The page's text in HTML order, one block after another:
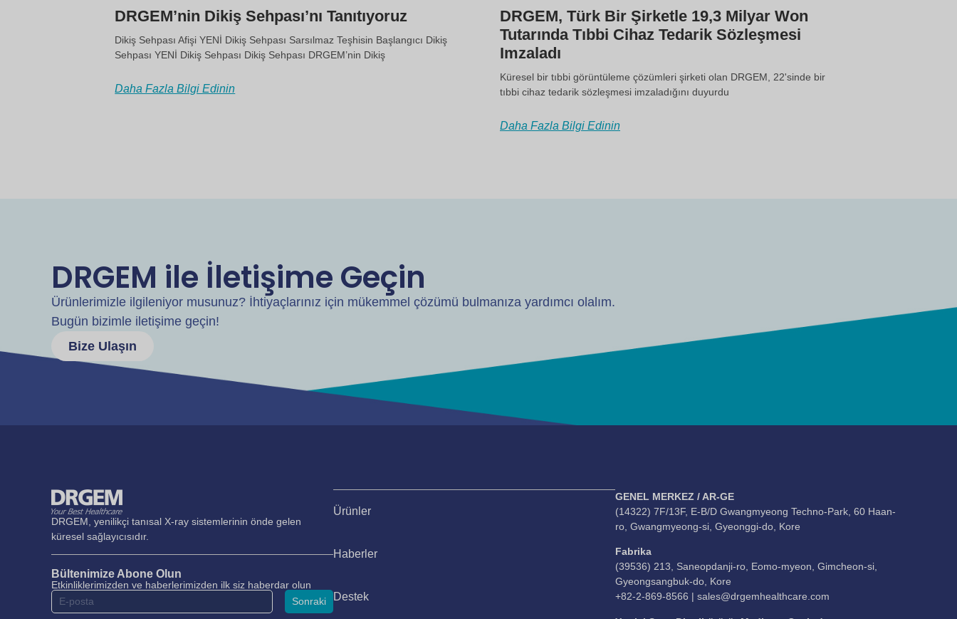
DRGEM’nin Dikiş Sehpası’nı Tanıtıyoruz
Dikiş Sehpası Afişi YENİ Dikiş Sehpası Sarsılmaz Teşhisin Başlangıcı Dikiş
Sehpası YENİ Dikiş Sehpası Dikiş Sehpası DRGEM’nin Dikiş
Daha Fazla Bilgi Edinin
DRGEM, Türk Bir Şirketle 19,3 Milyar Won
Tutarında Tıbbi Cihaz Tedarik Sözleşmesi
Imzaladı
Küresel bir tıbbi görüntüleme çözümleri şirketi olan DRGEM, 22'sinde bir
tıbbi cihaz tedarik sözleşmesi imzaladığını duyurdu
Daha Fazla Bilgi Edinin
DRGEM ile İletişime Geçin
Ürünlerimizle ilgileniyor musunuz? İhtiyaçlarınız için mükemmel çözümü bulmanıza yardımcı olalım.
Bugün bizimle iletişime geçin!
Bize Ulaşın
DRGEM, yenilikçi tanısal X-ray sistemlerinin önde gelen
küresel sağlayıcısıdır.
Bültenimize Abone Olun
Etkinliklerimizden ve haberlerimizden ilk siz haberdar olun
Sonraki
Ürünler
Haberler
Destek
GENEL MERKEZ / AR-GE
(14322) 7F/13F, E-B/D Gwangmyeong Techno-Park, 60 Haan-
ro, Gwangmyeong-si, Gyeonggi-do, Kore
Fabrika
(39536) 213, Saneopdanji-ro, Eomo-myeon, Gimcheon-si,
Gyeongsangbuk-do, Kore
+82-2-869-8566 | sales@drgemhealthcare.com